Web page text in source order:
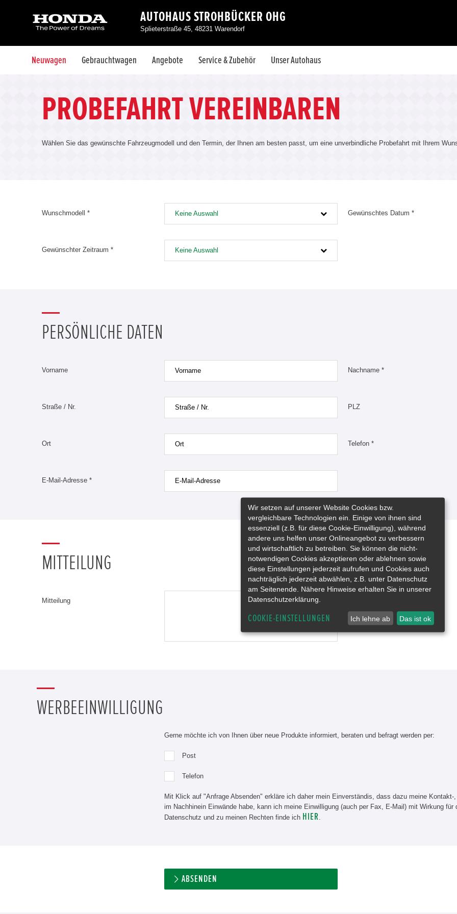
AUTOHAUS STROHBÜCKER OHG
Splieterstraße 45, 48231 Warendorf
Neuwagen Gebrauchtwagen Angebote Service & Zubehör Unser Autohaus
PROBEFAHRT VEREINBAREN
Wählen Sie das gewünschte Fahrzeugmodell und den Termin, der Ihnen am besten passt, um eine unverbindliche Probefahrt mit Ihrem
Wunschmodell * Keine Auswahl Gewünschtes Datum *
Gewünschter Zeitraum * Keine Auswahl
PERSÖNLICHE DATEN
Vorname Nachname *
Straße / Nr. PLZ
Ort Telefon *
E-Mail-Adresse *
MITTEILUNG
Mitteilung
WERBEEINWILLIGUNG
Gerne möchte ich von Ihnen über neue Produkte informiert, beraten und befragt werden per:
Post
Telefon
Mit Klick auf "Anfrage Absenden" erkläre ich daher mein Einverständis, dass dazu meine
im Nachhinein Einwände habe, kann ich meine Einwilligung (auch per Fax, E-Mail) mit Wirkung
Datenschutz und zu meinen Rechten finde ich HIER
ABSENDEN
Wir setzen auf unserer Website Cookies bzw.
vergleichbare Technologien ein. Einige von ihnen sind
essenziell (z.B. für diese Cookie-Einwilligung), während
andere uns helfen unser Onlineangebot zu verbessern
und wirtschaftlich zu betreiben. Sie können die nicht-
notwendigen Cookies akzeptieren oder ablehnen sowie
diese Einstellungen jederzeit aufrufen und Cookies auch
nachträglich jederzeit abwählen, z.B. unter Datenschutz
am Seitenende. Nähere Hinweise erhalten Sie in unserer
Datenschutzerklärung.
COOKIE-EINSTELLUNGEN Ich lehne ab Das ist ok